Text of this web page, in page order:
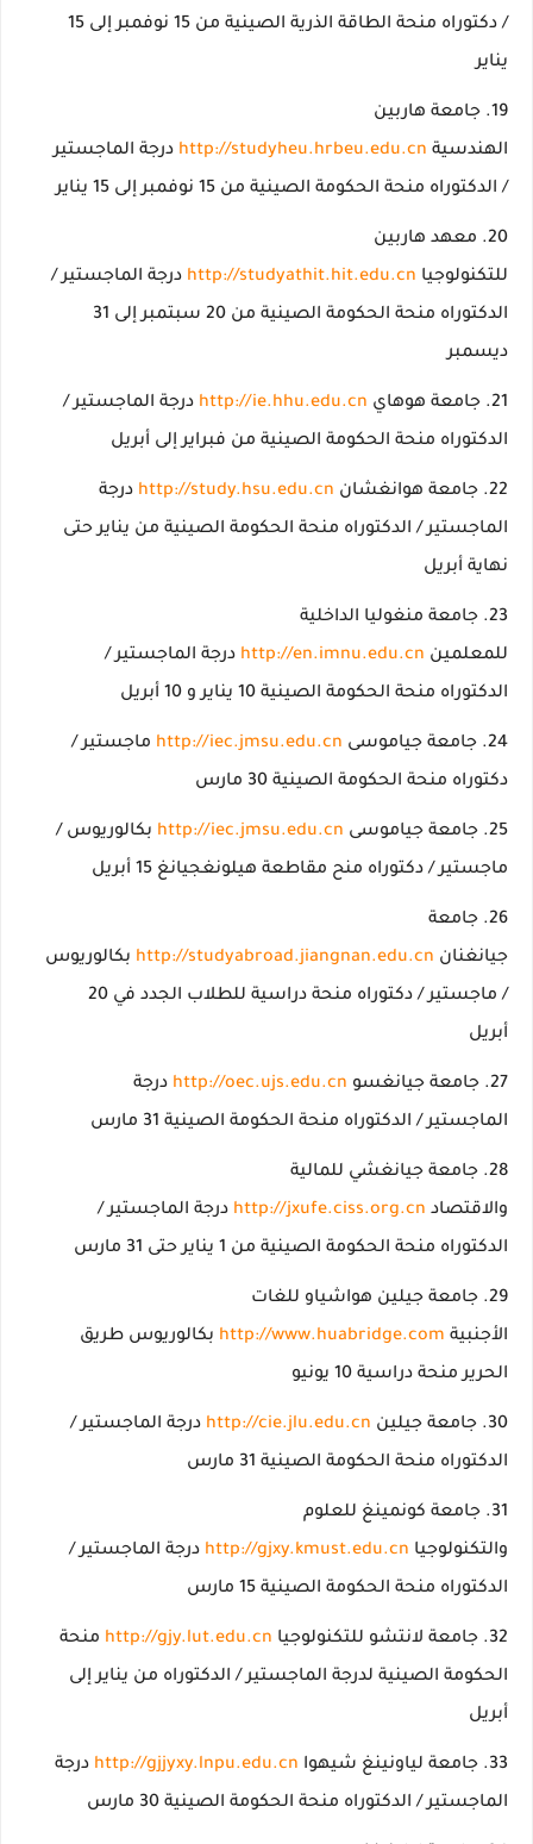
/ دكتوراه منحة الطاقة الذرية الصينية من 15 نوفمبر إلى 15
يناير
جامعة هاربين
الهندسية http://studyheu.hrbeu.edu.cn درجة الماجستير
/ الدكتوراه منحة الحكومة الصينية من 15 نوفمبر إلى 15 يناير
معهد هاربين
للتكنولوجيا http://studyathit.hit.edu.cn درجة الماجستير /
الدكتوراه منحة الحكومة الصينية من 20 سبتمبر إلى 31
ديسمبر
جامعة هوهاي http://ie.hhu.edu.cn درجة الماجستير /
الدكتوراه منحة الحكومة الصينية من فبراير إلى أبريل
جامعة هوانغشان http://study.hsu.edu.cn درجة
الماجستير / الدكتوراه منحة الحكومة الصينية من يناير حتى
نهاية أبريل
جامعة منغوليا الداخلية
للمعلمين http://en.imnu.edu.cn درجة الماجستير /
الدكتوراه منحة الحكومة الصينية 10 يناير و 10 أبريل
جامعة جياموسى http://iec.jmsu.edu.cn ماجستير /
دكتوراه منحة الحكومة الصينية 30 مارس
جامعة جياموسى http://iec.jmsu.edu.cn بكالوريوس /
ماجستير / دكتوراه منح مقاطعة هيلونغجيانغ 15 أبريل
جامعة
جيانغنان http://studyabroad.jiangnan.edu.cn بكالوريوس
/ ماجستير / دكتوراه منحة دراسية للطلاب الجدد في 20
أبريل
جامعة جيانغسو http://oec.ujs.edu.cn درجة
الماجستير / الدكتوراه منحة الحكومة الصينية 31 مارس
جامعة جيانغشي للمالية
والاقتصاد http://jxufe.ciss.org.cn درجة الماجستير /
الدكتوراه منحة الحكومة الصينية من 1 يناير حتى 31 مارس
جامعة جيلين هواشياو للغات
الأجنبية http://www.huabridge.com بكالوريوس طريق
الحرير منحة دراسية 10 يونيو
جامعة جيلين http://cie.jlu.edu.cn درجة الماجستير /
الدكتوراه منحة الحكومة الصينية 31 مارس
جامعة كونمينغ للعلوم
والتكنولوجيا http://gjxy.kmust.edu.cn درجة الماجستير /
الدكتوراه منحة الحكومة الصينية 15 مارس
جامعة لانتشو للتكنولوجيا http://gjy.lut.edu.cn منحة
الحكومة الصينية لدرجة الماجستير / الدكتوراه من يناير إلى
أبريل
جامعة لياونينغ شيهوا http://gjjyxy.lnpu.edu.cn درجة
الماجستير / الدكتوراه منحة الحكومة الصينية 30 مارس